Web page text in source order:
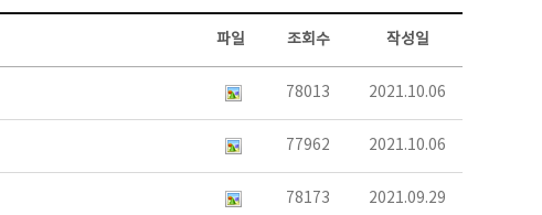
파일 조회수 작성일
78013 2021.10.06
77962 2021.10.06
78173 2021.09.29